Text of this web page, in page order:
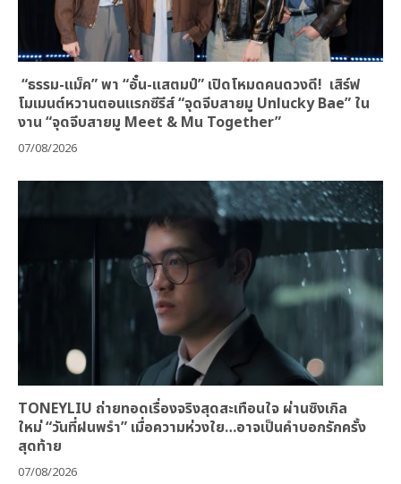
“ธรรม-แม็ค” พา “อั๋น-แสตมป์” เปิดโหมดคนดวงดี! เสิร์ฟ
โมเมนต์หวานตอนแรกซีรีส์ “จุดจีบสายมู Unlucky Bae” ใน
งาน “จุดจีบสายมู Meet & Mu Together”
07/08/2026
TONEYLIU ถ่ายทอดเรื่องจริงสุดสะเทือนใจ ผ่านซิงเกิล
ใหม่ “วันที่ฝนพรำ” เมื่อความห่วงใย…อาจเป็นคำบอกรักครั้ง
สุดท้าย
07/08/2026